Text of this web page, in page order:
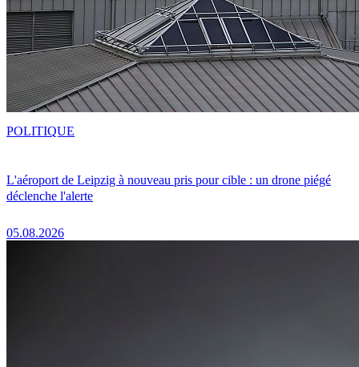
L'aéroport de Leipzig à nouveau pris pour cible : un drone piégé
déclenche l'alerte
05.08.2026
POLITIQUE